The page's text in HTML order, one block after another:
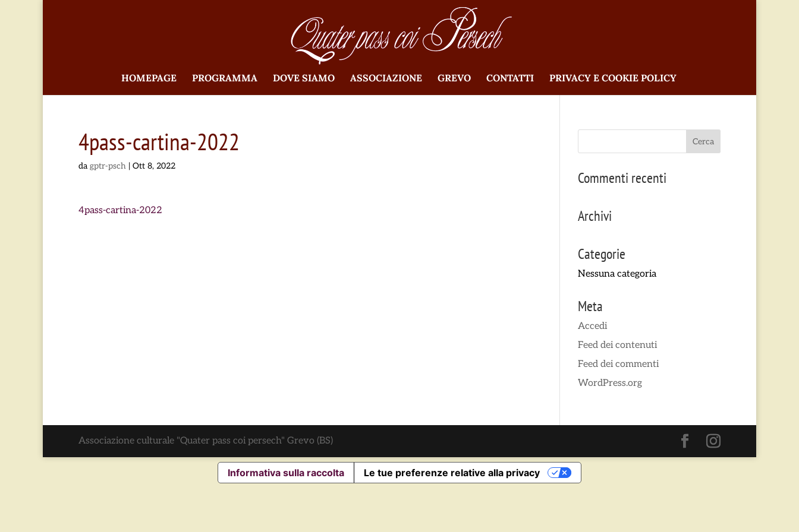
HOMEPAGE PROGRAMMA DOVE SIAMO ASSOCIAZIONE GREVO CONTATTI PRIVACY E COOKIE POLICY
4pass-cartina-2022
da gptr-psch | Ott 8, 2022
4pass-cartina-2022
Commenti recenti
Archivi
Categorie
Nessuna categoria
Meta
Accedi
Feed dei contenuti
Feed dei commenti
WordPress.org
Associazione culturale "Quater pass coi persech" Grevo (BS)
Informativa sulla raccolta Le tue preferenze relative alla privacy